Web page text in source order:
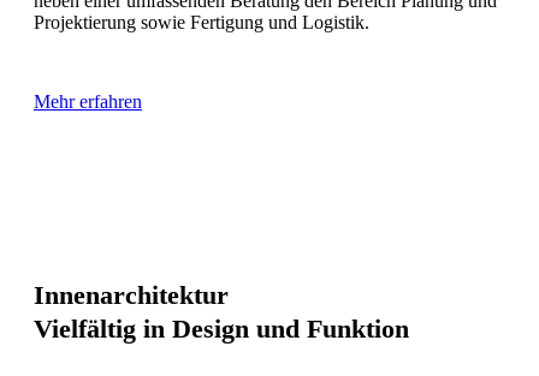
Projektierung sowie Fertigung und Logistik.
Mehr erfahren
Innenarchitektur
Vielfältig in Design und Funktion